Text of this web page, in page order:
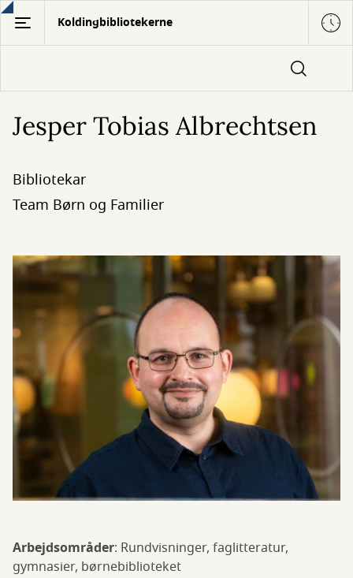
Gå
hovedindhold
Koldingbibliotekerne
Jesper Tobias Albrechtsen
Bibliotekar
Team Børn og Familier
Arbejdsområder: Rundvisninger, faglitteratur,
gymnasier, børnebiblioteket